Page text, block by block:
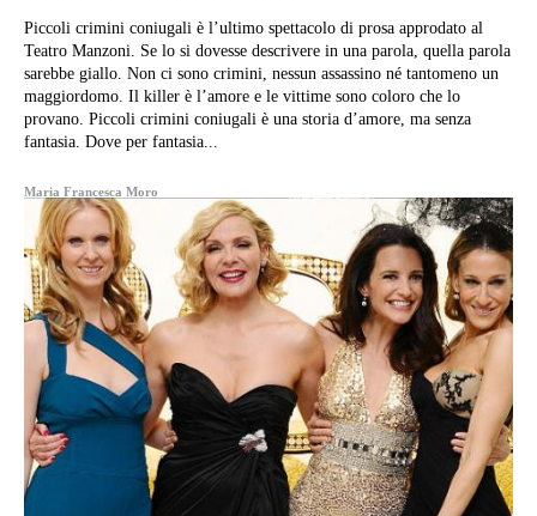
Piccoli crimini coniugali è l’ultimo spettacolo di prosa approdato al
Teatro Manzoni. Se lo si dovesse descrivere in una parola, quella parola
sarebbe giallo. Non ci sono crimini, nessun assassino né tantomeno un
maggiordomo. Il killer è l’amore e le vittime sono coloro che lo
provano. Piccoli crimini coniugali è una storia d’amore, ma senza
fantasia. Dove per fantasia...
Maria Francesca Moro